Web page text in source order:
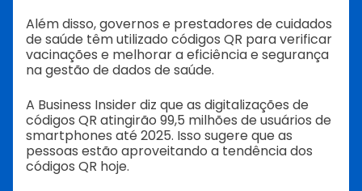
Além disso, governos e prestadores de cuidados
de saúde têm utilizado códigos QR para verificar
vacinações e melhorar a eficiência e segurança
na gestão de dados de saúde.
A Business Insider diz que as digitalizações de
códigos QR atingirão 99,5 milhões de usuários de
smartphones até 2025. Isso sugere que as
pessoas estão aproveitando a tendência dos
códigos QR hoje.